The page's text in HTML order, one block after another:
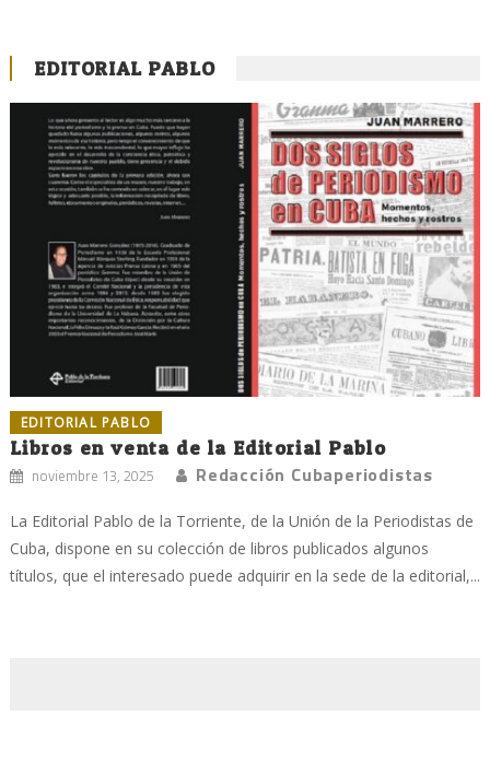
EDITORIAL PABLO
EDITORIAL PABLO
Libros en venta de la Editorial Pablo
noviembre 13, 2025 Redacción Cubaperiodistas
La Editorial Pablo de la Torriente, de la Unión de la Periodistas de
Cuba, dispone en su colección de libros publicados algunos
títulos, que el interesado puede adquirir en la sede de la editorial,...